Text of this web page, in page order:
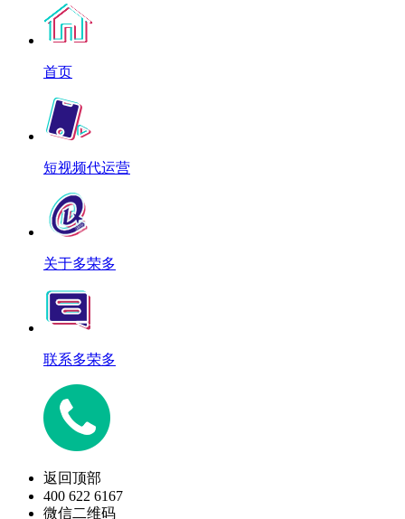
首页
短视频代运营
关于多荣多
联系多荣多
返回顶部
400 622 6167
微信二维码